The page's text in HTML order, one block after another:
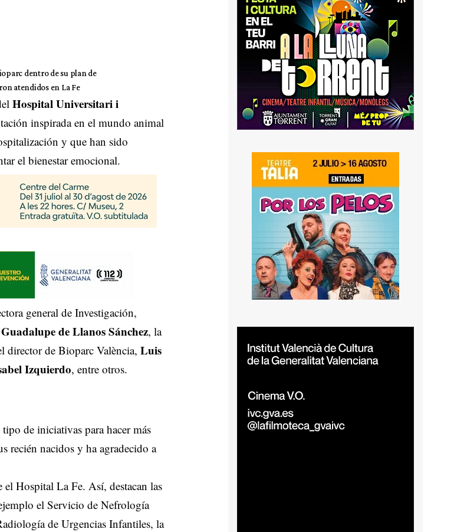
dentro de su plan de
atendidos en La Fe
Hospital Universitari i
inspirada en el mundo animal
y que han sido
el bienestar emocional.
general de Investigación,
Guadalupe de Llanos Sánchez, la
director de Bioparc València,Luis
Izquierdo, entre otros.
de iniciativas para hacer más
recién nacidos y ha agradecido a
Hospital La Fe. Así, destacan las
el Servicio de Nefrología
de Urgencias Infantiles, la